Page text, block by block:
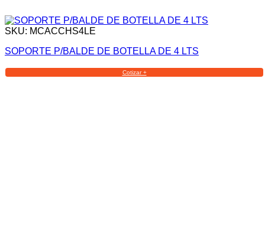
SKU: MCACCHS4LE
SOPORTE P/BALDE DE BOTELLA DE 4 LTS
Cotizar +